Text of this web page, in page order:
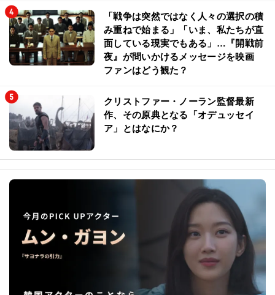
「戦争は突然ではなく人々の選択の積
み重ねで始まる」「いま、私たちが直
面している現実でもある」…『開戦前
夜』が問いかけるメッセージを映画
ファンはどう観た？
クリストファー・ノーラン監督最新
作、その原典となる「オデュッセイ
ア」とはなにか？